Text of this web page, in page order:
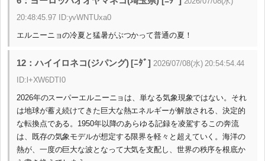
20:48:45.97 ID:yvWNTUxa0
エルニーニョの冷夏と猛暑がぶつかって普通の夏！
12：ハイイロネコ(ジパング) [ﾆﾀﾞ] 2026/07/08(水) 20:54:54.44
ID:l+XW6DTI0
2026年のスーパーエルニーニョは、単なる気象現象ではない。それ
は地球が蓄え続けてきた巨大な熱エネルギーが解放される、決定的
な転換点である。1950年以降のあらゆる記録を凌駕するこの奔流
は、既存の気象モデルが想定する限界を軽々と超えていく。海洋の
熱が、一度の巨大な波となって大気を支配し、世界の秩序を根底か